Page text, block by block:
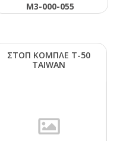
Μ3-000-055
ΣΤΟΠ ΚΟΜΠΛΕ Τ-50
ΤΑΙWΑΝ